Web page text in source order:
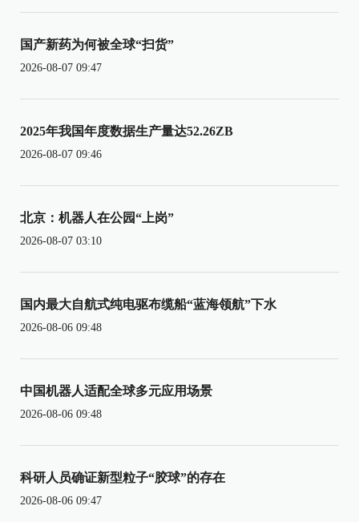
国产新药为何被全球“扫货”
2026-08-07 09:47
2025年我国年度数据生产量达52.26ZB
2026-08-07 09:46
北京：机器人在公园“上岗”
2026-08-07 03:10
国内最大自航式纯电驱布缆船“蓝海领航”下水
2026-08-06 09:48
中国机器人适配全球多元应用场景
2026-08-06 09:48
科研人员确证新型粒子“胶球”的存在
2026-08-06 09:47